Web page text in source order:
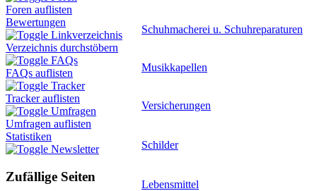
Foren auflisten
Bewertungen
Linkverzeichnis
Verzeichnis durchstöbern
FAQs
FAQs auflisten
Tracker
Tracker auflisten
Umfragen
Umfragen auflisten
Statistiken
Newsletter
Zufällige Seiten
Schuhmacherei u. Schuhreparaturen
Musikkapellen
Versicherungen
Schilder
Lebensmittel